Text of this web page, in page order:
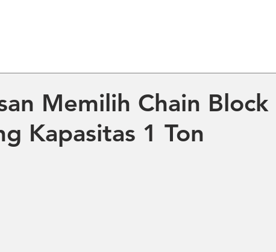
Memilih Chain
Kapasitas 1 Ton